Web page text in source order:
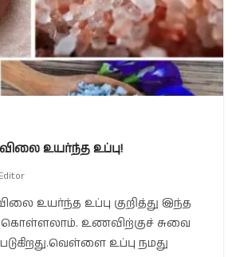
உயர்ந்த உப்பு!
Editor
உயர்ந்த உப்பு குறித்து இந்த
உணவிற்குச் சுவை
உப்பு நமது